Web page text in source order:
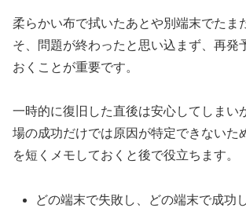
柔らかい布で拭いたあとや別端末でたま
そ、問題が終わったと思い込まず、再発
おくことが重要です。
一時的に復旧した直後は安心してしまい
場の成功だけでは原因が特定できないた
を短くメモしておくと後で役立ちます。
どの端末で失敗し、どの端末で成功